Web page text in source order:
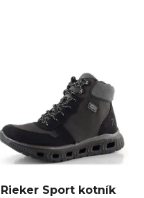
Rieker Sport kotník